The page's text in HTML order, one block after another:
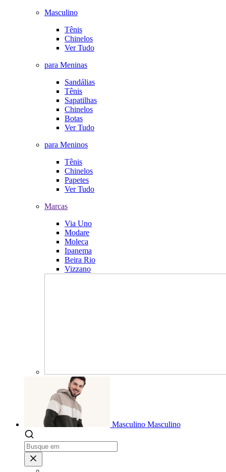
Masculino
Tênis
Chinelos
Ver Tudo
para Meninas
Sandálias
Tênis
Sapatilhas
Chinelos
Botas
Ver Tudo
para Meninos
Tênis
Chinelos
Papetes
Ver Tudo
Marcas
Via Uno
Modare
Moleca
Ipanema
Beira Rio
Vizzano
Masculino Masculino